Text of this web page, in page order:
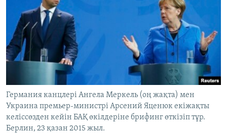
Германия канцлері Ангела Меркель (оң жақта) мен
Украина премьер-министрі Арсений Яценюк екіжақты
келіссөзден кейін БАҚ өкілдеріне брифинг өткізіп тұр.
Берлин, 23 қазан 2015 жыл.